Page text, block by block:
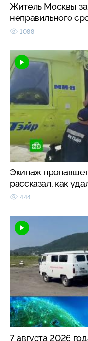
Житель Москвы
неправильного
1088
Экипаж
рассказал, как
444
7 августа 2026